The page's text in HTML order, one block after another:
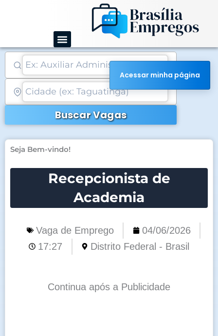
conteúdo
Buscar Vagas
Seja Bem-vindo!
Recepcionista de
Academia
Vaga de Emprego
04/06/2026
17:27
Distrito Federal - Brasil
Continua após a Publicidade
Acessar minha página